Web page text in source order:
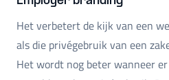
Het verbetert de kijk van een
als die privégebruik van een
Het wordt nog beter wanneer